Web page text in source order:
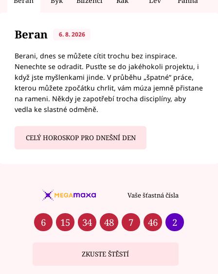
Beran 6. 8. 2026
Berani, dnes se můžete cítit trochu bez inspirace.
Nenechte se odradit. Pusťte se do jakéhokoli projektu, i
když jste myšlenkami jinde. V průběhu „špatné“ práce,
kterou můžete zpočátku chrlit, vám múza jemně přistane
na rameni. Někdy je zapotřebí trocha disciplíny, aby
vedla ke slastné odměně.
CELÝ HOROSKOP PRO DNEŠNÍ DEN
Vaše šťastná čísla
6 15 34 48 7 46 2
ZKUSTE ŠTĚSTÍ